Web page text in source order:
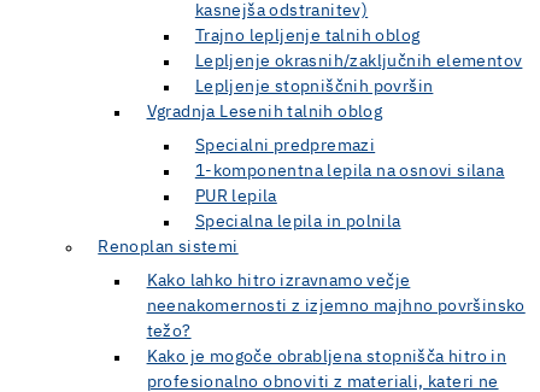
kasnejša odstranitev)
Trajno lepljenje talnih oblog
Lepljenje okrasnih/zaključnih elementov
Lepljenje stopniščnih površin
Vgradnja Lesenih talnih oblog
Specialni predpremazi
1-komponentna lepila na osnovi silana
PUR lepila
Specialna lepila in polnila
Renoplan sistemi
Kako lahko hitro izravnamo večje
neenakomernosti z izjemno majhno površinsko
težo?
Kako je mogoče obrabljena stopnišča hitro in
profesionalno obnoviti z materiali, kateri ne